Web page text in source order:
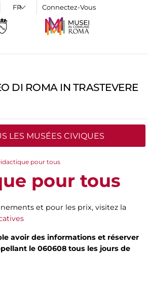
Connectez-Vous
DI ROMA IN TRASTEVERE
LES MUSÉES CIVIQUES
pour tous
pour tous
et pour les prix, visitez la
avoir des informations et réserver
le 060608 tous les jours de